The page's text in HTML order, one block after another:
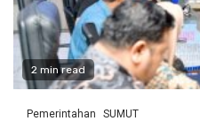
2 min read
Pemerintahan SUMUT